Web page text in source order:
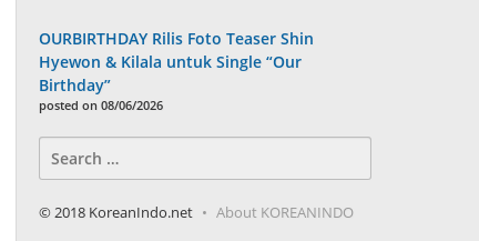
OURBIRTHDAY Rilis Foto Teaser Shin
Hyewon & Kilala untuk Single “Our
Birthday”
posted on 08/06/2026
for:
© 2018 KoreanIndo.net About KOREANINDO